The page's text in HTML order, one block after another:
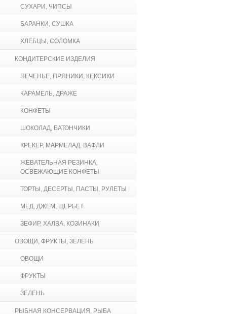
СУХАРИ, ЧИПСЫ
БАРАНКИ, СУШКА
ХЛЕБЦЫ, СОЛОМКА
КОНДИТЕРСКИЕ ИЗДЕЛИЯ
ПЕЧЕНЬЕ, ПРЯНИКИ, КЕКСИКИ
КАРАМЕЛЬ, ДРАЖЕ
КОНФЕТЫ
ШОКОЛАД, БАТОНЧИКИ
КРЕКЕР, МАРМЕЛАД, ВАФЛИ
ЖЕВАТЕЛЬНАЯ РЕЗИНКА,
ОСВЕЖАЮЩИЕ КОНФЕТЫ
ТОРТЫ, ДЕСЕРТЫ, ПАСТЫ, РУЛЕТЫ
МЁД, ДЖЕМ, ЩЕРБЕТ
ЗЕФИР, ХАЛВА, КОЗИНАКИ
ОВОЩИ, ФРУКТЫ, ЗЕЛЕНЬ
ОВОЩИ
ФРУКТЫ
ЗЕЛЕНЬ
РЫБНАЯ КОНСЕРВАЦИЯ, РЫБА